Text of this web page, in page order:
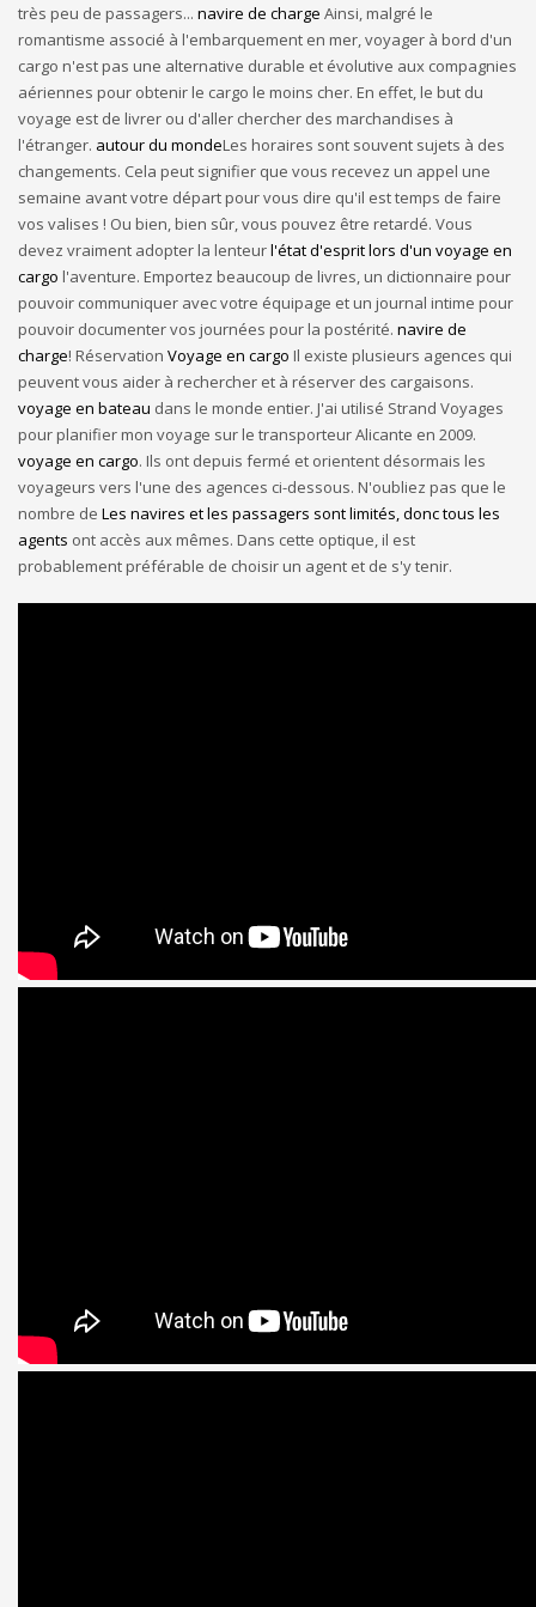
très peu de passagers... navire de charge Ainsi, malgré le
romantisme associé à l'embarquement en mer, voyager à bord d'un
cargo n'est pas une alternative durable et évolutive aux compagnies
aériennes pour obtenir le cargo le moins cher. En effet, le but du
voyage est de livrer ou d'aller chercher des marchandises à
l'étranger. autour du mondeLes horaires sont souvent sujets à des
changements. Cela peut signifier que vous recevez un appel une
semaine avant votre départ pour vous dire qu'il est temps de faire
vos valises ! Ou bien, bien sûr, vous pouvez être retardé. Vous
devez vraiment adopter la lenteurl'état d'esprit lors d'un voyage en
cargo l'aventure. Emportez beaucoup de livres, un dictionnaire pour
pouvoir communiquer avec votre équipage et un journal intime pour
pouvoir documenter vos journées pour la postérité. navire de
charge! Réservation Voyage en cargo Il existe plusieurs agences qui
peuvent vous aider à rechercher et à réserver des cargaisons.
voyage en bateau dans le monde entier. J'ai utilisé Strand Voyages
pour planifier mon voyage sur le transporteur Alicante en 2009.
voyage en cargo. Ils ont depuis fermé et orientent désormais les
voyageurs vers l'une des agences ci-dessous. N'oubliez pas que le
nombre de Les navires et les passagers sont limités, donc tous les
agents ont accès aux mêmes. Dans cette optique, il est
probablement préférable de choisir un agent et de s'y tenir.